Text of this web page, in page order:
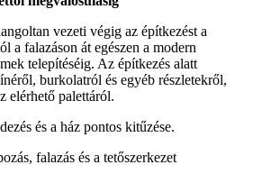
vezeti végig az építkezést a
a falazáson át egészen a modern
telepítéséig. Az építkezés alatt
burkolatról és egyéb részletekről,
elérhető palettáról.
és a ház pontos kitűzése.
falazás és a tetőszerkezet